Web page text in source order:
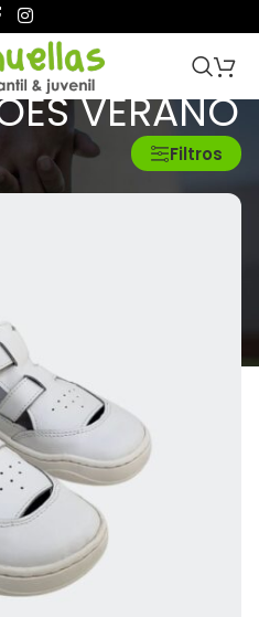
VERANO
Filtros